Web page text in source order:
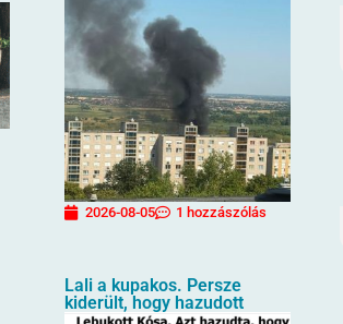
2026-08-05 1 hozzászólás
Lali a kupakos. Persze
kiderült, hogy hazudott